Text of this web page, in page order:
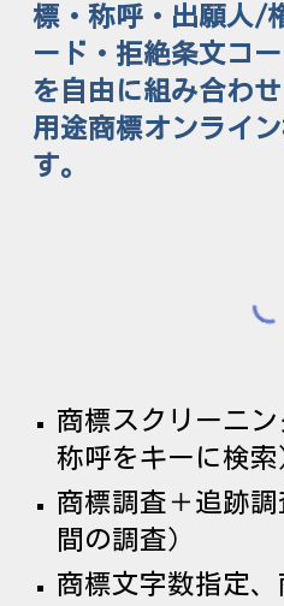
標・称呼・出願人/
ード・拒絶条文コ
を自由に組み合わ
用途商標オンライ
す。
商標スクリーニ
称呼をキーに検索
商標調査＋追跡
間の調査）
商標文字数指定